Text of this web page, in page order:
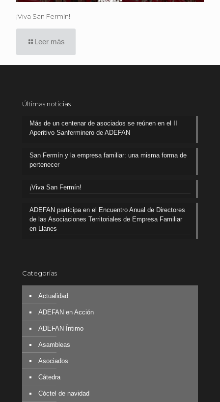
¡Viva San Fermín!
Leer más
Últimas noticias
Más de un centenar de asociados se reúnen en el II
Aperitivo Sanferminero de ADEFAN
San Fermín y la empresa familiar: una misma forma de
pertenecer
¡Viva San Fermín!
ADEFAN participa en el Encuentro Anual de Directores
de las Asociaciones Territoriales de Empresa Familiar
en Llanes
Categorías
Actualidad
ADEFAN en Acción
ADEFAN Íntimo
Asambleas
Asociados
Cátedra
Cóctel de navidad